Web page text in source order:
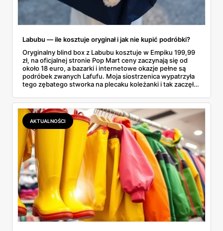
Labubu — ile kosztuje oryginał i jak nie kupić podróbki?
Oryginalny blind box z Labubu kosztuje w Empiku 199,99
zł, na oficjalnej stronie Pop Mart ceny zaczynają się od
około 18 euro, a bazarki i internetowe okazje pełne są
podróbek zwanych Lafufu. Moja siostrzenica wypatrzyła
tego zębatego stworka na plecaku koleżanki i tak zaczęło
kosztuje i po czym poznać, że sprzedawca nie wciska nam
podróbki. Spisałam wszystko, czego się dowiedziałam —
łącznie z jedną wpadką, o której za chwilę.
AKTUALNOŚCI